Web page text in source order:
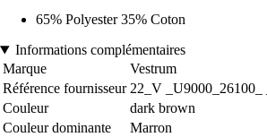
65% Polyester 35% Coton
Informations complémentaires
Marque
Vestrum
Référence fournisseur 22_V _U9000_26100_
Couleur
dark brown
Couleur dominante
Marron